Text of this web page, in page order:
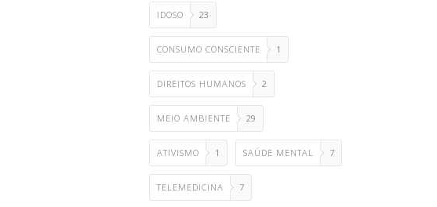
IDOSO 23
CONSUMO CONSCIENTE 1
DIREITOS HUMANOS 2
MEIO AMBIENTE 29
ATIVISMO 1 SAÚDE MENTAL 7
TELEMEDICINA 7